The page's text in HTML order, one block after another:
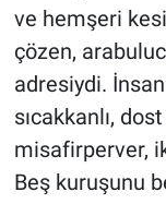
ve hemşeri
çözen,
adresiydi.
sıcakkanlı,
misafirperver,
Beş kuruşunu